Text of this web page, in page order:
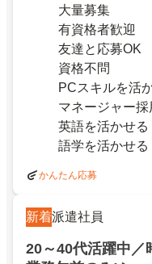
大量募集
有資格者歓迎
友達と応募OK
資格不問
PCスキルを活
マネージャー採
英語を活かせる
語学を活かせる
かんたん応募
新着派遣社員
20～40代活躍中／